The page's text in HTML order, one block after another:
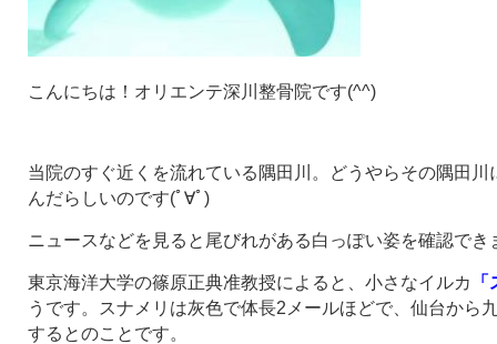
こんにちは！オリエンテ深川整骨院です(^^)
当院のすぐ近くを流れている隅田川。どうやらその隅田川
んだらしいのです(ﾟ∀ﾟ)
ニュースなどを見ると尾びれがある白っぽい姿を確認でき
東京海洋大学の篠原正典准教授によると、小さなイルカ
うです。スナメリは灰色で体長2メールほどで、仙台から
するとのことです。